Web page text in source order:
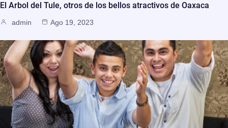
El Arbol del Tule, otros de los bellos atractivos de Oaxaca
admin Ago 19, 2023